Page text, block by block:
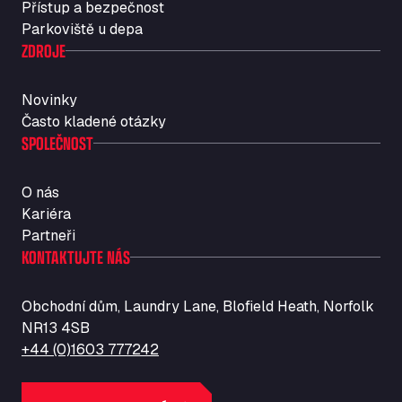
Str. Vigentina, 205 km 5+380, 27010
Autotransit Amann
Auf dem Dreisch 8, 34346
Vasilikos Intersection E90, 46 100
AW Jenkinson Runcorn Truck Parking
Ashville Way, WA7 3EZ
M6 J40, Penrith Industrial Estate, CA11 9EH
Backline Logistics Limited
Hill Barton Business park, EX5 1DR
Ballestas Flores
Ballinluig Services
Ballinluig, PH9 0LG
Bapaume Truck House A1
ZI de la Vallée du Bois EST, 62450
Přístup a bezpečnost
Parkoviště u depa
ZDROJE
Novinky
Často kladené otázky
SPOLEČNOST
O nás
Kariéra
Partneři
KONTAKTUJTE NÁS
Obchodní dům, Laundry Lane, Blofield Heath, Norfolk
NR13 4SB
+44 (0)1603 777242